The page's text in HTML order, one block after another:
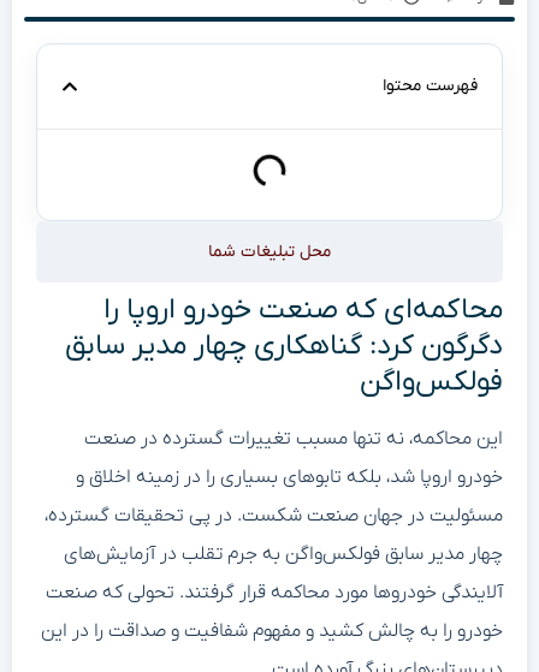
فهرست محتوا
محل تبلیغات شما
محاکمه‌ای که صنعت خودرو اروپا را
دگرگون کرد: گناهکاری چهار مدیر سابق
فولکس‌واگن
این محاکمه، نه تنها مسبب تغییرات گسترده در صنعت
خودرو اروپا شد، بلکه تابوهای بسیاری را در زمینه‌ اخلاق و
مسئولیت در جهان صنعت شکست. در پی تحقیقات گسترده،
چهار مدیر سابق فولکس‌واگن به جرم تقلب در آزمایش‌های
آلایندگی خودروها مورد محاکمه قرار گرفتند. تحولی که صنعت
خودرو را به چالش کشید و مفهوم شفافیت و صداقت را در این